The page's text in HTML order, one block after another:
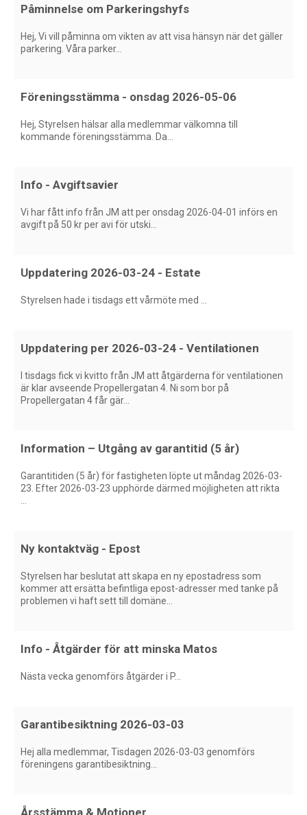
Påminnelse om Parkeringshyfs
Hej, Vi vill påminna om vikten av att visa hänsyn när det gäller
parkering. Våra parker...
Föreningsstämma - onsdag 2026-05-06
Hej, Styrelsen hälsar alla medlemmar välkomna till
kommande föreningsstämma. Da...
Info - Avgiftsavier
Vi har fått info från JM att per onsdag 2026-04-01 införs en
avgift på 50 kr per avi för utski...
Uppdatering 2026-03-24 - Estate
Styrelsen hade i tisdags ett vårmöte med ...
Uppdatering per 2026-03-24 - Ventilationen
I tisdags fick vi kvitto från JM att åtgärderna för ventilationen
är klar avseende Propellergatan 4. Ni som bor på
Propellergatan 4 får gär...
Information – Utgång av garantitid (5 år)
Garantitiden (5 år) för fastigheten löpte ut måndag 2026-03-
23. Efter 2026-03-23 upphörde därmed möjligheten att rikta
Ny kontaktväg - Epost
Styrelsen har beslutat att skapa en ny epostadress som
kommer att ersätta befintliga epost-adresser med tanke på
problemen vi haft sett till domäne...
Info - Åtgärder för att minska Matos
Nästa vecka genomförs åtgärder i P...
Garantibesiktning 2026-03-03
Hej alla medlemmar, Tisdagen 2026-03-03 genomförs
föreningens garantibesiktning...
Årsstämma & Motioner